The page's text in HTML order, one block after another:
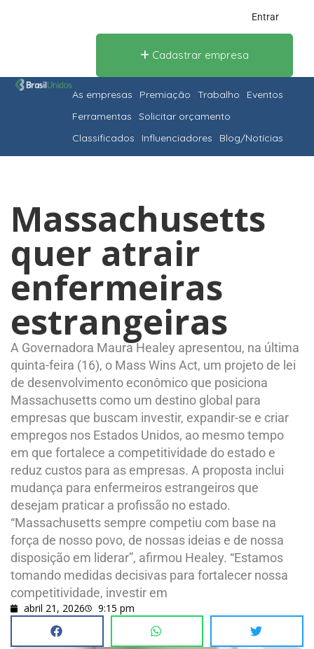
Entrar
Cadastrar empresa
As empresas Premiação Trabalho
Eventos
Ferramentas
Solicitar orçamento
Classificados
Influenciadores Blog/Notícias
Massachusetts
quer atrair
enfermeiras
estrangeiras
A Governadora Maura Healey apresentou, na última
quinta-feira (16), o Mass Wins Act, um projeto de lei
de desenvolvimento econômico que posiciona
Massachusetts como um destino global para
empresas que buscam investir, expandir-se e criar
empregos nos Estados Unidos, ao mesmo tempo
em que fortalece a competitividade do estado e
reduz custos para as empresas. A proposta inclui
mudança para enfermeiros estrangeiros que
desejam praticar a profissão no estado.
“Massachusetts sempre competiu com base na
força de nosso povo, de nossas ideias e de nossa
disposição em liderar”, afirmou Healey. “Estamos
tomando medidas decisivas para fortalecer nossa
competitividade, investir em
abril 21, 2026 9:15 pm